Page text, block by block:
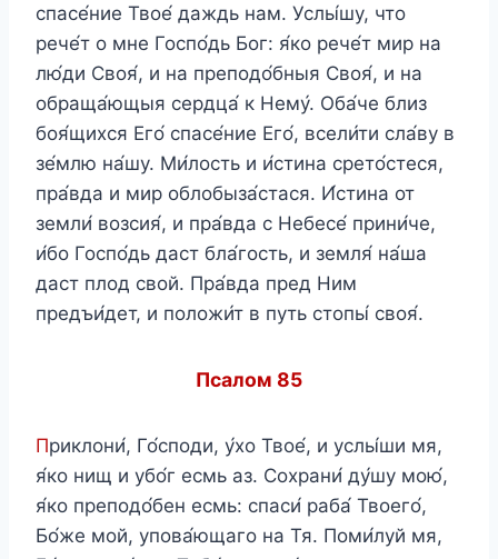
спасе́ние Твое́ даждь нам. Услы́шу, что
рече́т о мне Госпо́дь Бог: я́ко рече́т мир на
лю́ди Своя́, и на преподо́бныя Своя́, и на
обраща́ющыя сердца́ к Нему́. Оба́че близ
боя́щихся Его́ спасе́ние Его́, всели́ти сла́ву в
зе́млю на́шу. Ми́лость и и́стина срето́стеся,
пра́вда и мир облобыза́стася. И́стина от
земли́ возсия́, и пра́вда с Небесе́ прини́че,
и́бо Госпо́дь даст бла́гость, и земля́ на́ша
даст плод свой. Пра́вда пред Ним
предъи́дет, и положи́т в путь стопы́ своя́.
Псалом 85
Приклони́, Го́споди, у́хо Твое́, и услы́ши мя,
я́ко нищ и убо́г есмь аз. Сохрани́ ду́шу мою́,
я́ко преподо́бен есмь: спаси́ раба́ Твоего́,
Бо́же мой, упова́ющаго на Тя. Поми́луй мя,